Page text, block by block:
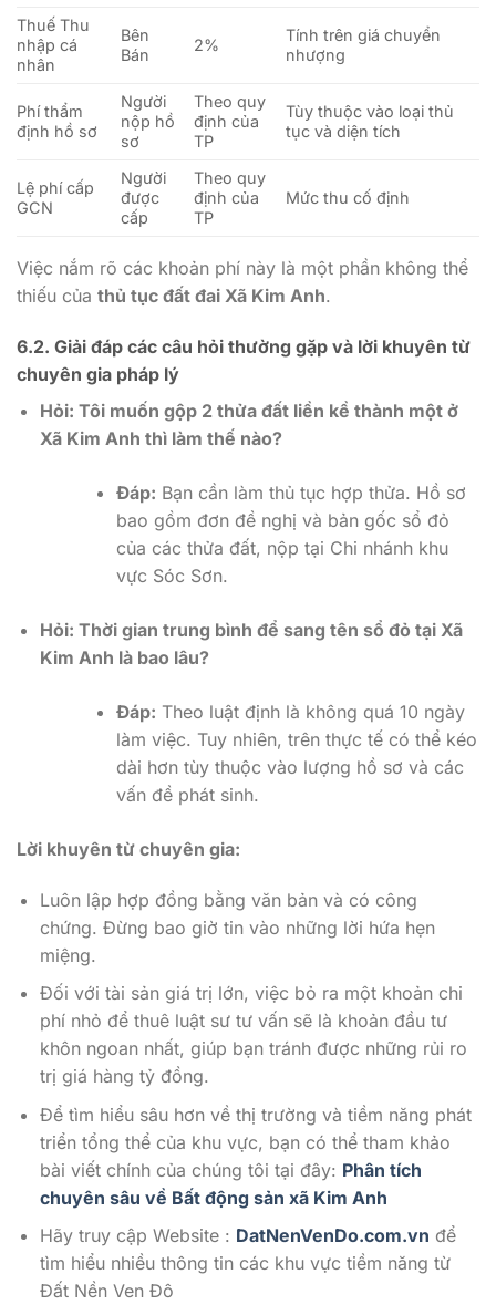
Thuế Thu
nhập cá
nhân
Bên
Bán
2%
Tính trên giá chuyển
nhượng
Phí thẩm
định hồ sơ
Người
nộp hồ
sơ
Theo quy
định của
TP
Tùy thuộc vào loại thủ
tục và diện tích
Lệ phí cấp
GCN
Người
được
cấp
Theo quy
định của
TP
Mức thu cố định
Việc nắm rõ các khoản phí này là một phần không thể
thiếu của thủ tục đất đai Xã Kim Anh.
6.2. Giải đáp các câu hỏi thường gặp và lời khuyên từ
chuyên gia pháp lý
Hỏi: Tôi muốn gộp 2 thửa đất liền kề thành một ở
Xã Kim Anh thì làm thế nào?
Đáp: Bạn cần làm thủ tục hợp thửa. Hồ sơ
bao gồm đơn đề nghị và bản gốc sổ đỏ
của các thửa đất, nộp tại Chi nhánh khu
vực Sóc Sơn.
Hỏi: Thời gian trung bình để sang tên sổ đỏ tại Xã
Kim Anh là bao lâu?
Đáp: Theo luật định là không quá 10 ngày
làm việc. Tuy nhiên, trên thực tế có thể kéo
dài hơn tùy thuộc vào lượng hồ sơ và các
vấn đề phát sinh.
Lời khuyên từ chuyên gia:
Luôn lập hợp đồng bằng văn bản và có công
chứng. Đừng bao giờ tin vào những lời hứa hẹn
miệng.
Đối với tài sản giá trị lớn, việc bỏ ra một khoản chi
phí nhỏ để thuê luật sư tư vấn sẽ là khoản đầu tư
khôn ngoan nhất, giúp bạn tránh được những rủi ro
trị giá hàng tỷ đồng.
Để tìm hiểu sâu hơn về thị trường và tiềm năng phát
triển tổng thể của khu vực, bạn có thể tham khảo
bài viết chính của chúng tôi tại đây: Phân tích
chuyên sâu về Bất động sản xã Kim Anh
Hãy truy cập Website : DatNenVenDo.com.vn để
tìm hiểu nhiều thông tin các khu vực tiềm năng từ
Đất Nền Ven Đô